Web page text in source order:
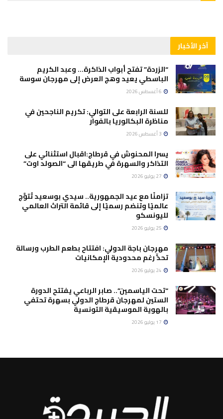
آخر الأخبار
“الزردة” تفتح أبواب الذاكرة… وعبد الكريم
الباسطي يعيد وهج العرض إلى مهرجان سوسة
للسنة الرابعة على التوالي: تكريم الناجحين في
مناظرة البكالوريا بالفوار
يسرا المحنوش في قرطاج:اقبال استثنائي على
التذاكر والسهرة في طريقها الى “الصولد اوت”
تزامنًا مع عيد الجمهورية.. سيدي بوسعيد تُتوَّج
عالميًا وتنضم رسميًا إلى قائمة التراث العالمي
لليونسكو
مهرجان باجة الدولي: افتتاح بطعم الطرب ورسالة
تحدٍّ رغم محدودية الإمكانيات
“تحت الياسمين”.. صابر الرباعي يفتتح الدورة
الستين لمهرجان قرطاج الدولي بسهرة تحتفي
بالهوية الموسيقية التونسية